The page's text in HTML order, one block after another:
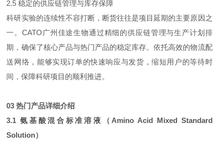
2.5 稳定的供应链管理与库存保障
科研实验的连续性不容打断，断货往往是项目延期的主要原因之
一。CATO广州佳途生物通过精细的供应链管理与生产计划排
期，确保了核心产品与热门产品的稳定库存。依托高效的物流配
送网络，能够实现订单的快速响应与发货，缩短用户的等待时
间，保障科研项目的顺利推进。
03 热门产品详细介绍
3.1 氨基酸混合标准溶液（Amino Acid Mixed Standard
Solution）